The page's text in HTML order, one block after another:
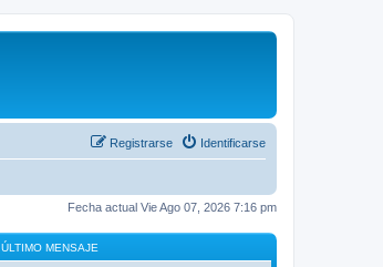
Identificarse
Registrarse
Fecha actual Vie Ago 07, 2026 7:16 pm
ÚLTIMO MENSAJE